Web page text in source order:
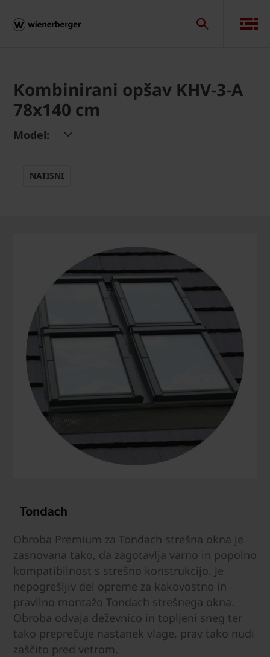
Kombinirani opšav KHV-3-A
78x140 cm
Model:
NATISNI
Obroba Premium za Tondach strešna okna je
zasnovana tako, da zagotavlja varno in popolno
kompatibilnost s strešno konstrukcijo. Je
nepogrešljiv del opreme za kakovostno in
pravilno montažo Tondach strešnega okna.
Obroba odvaja deževnico in topljeni sneg ter
tako preprečuje nastanek vlage, prav tako nudi
zaščito pred vetrom.